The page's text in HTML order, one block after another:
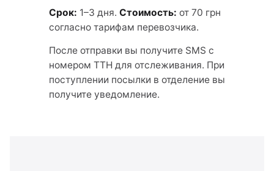
Срок: 1–3 дня. Стоимость: от 70 грн
согласно тарифам перевозчика.
После отправки вы получите SMS с
номером ТТН для отслеживания. При
поступлении посылки в отделение вы
получите уведомление.